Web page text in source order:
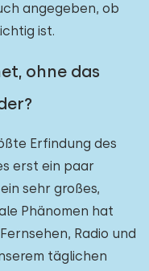
angegeben, ob
ist.
ohne das
Erfindung des
erst ein paar
sehr großes,
Phänomen hat
Radio und
täglichen